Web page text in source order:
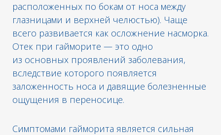
расположенных по бокам от носа между
глазницами и верхней челюстью). Чаще
всего развивается как осложнение насморка.
Отек при гайморите — это одно
из основных проявлений заболевания,
вследствие которого появляется
заложенность носа и давящие болезненные
ощущения в переносице.
Симптомами гайморита является сильная